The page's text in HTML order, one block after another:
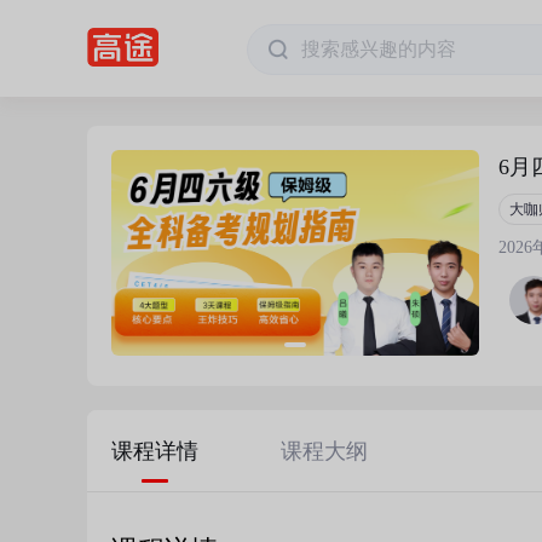
6月
大
2026
课程详情 课程大纲